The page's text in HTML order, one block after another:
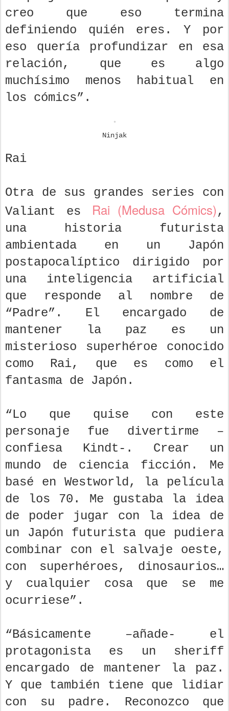
creo que eso termina
definiendo quién eres. Y por
eso quería profundizar en esa
relación, que es algo
muchísimo menos habitual en
los cómics”.
Ninjak
Rai
Otra de sus grandes series con
Valiant es Rai (Medusa Cómics) ,
una historia futurista
ambientada en un Japón
postapocalíptico dirigido por
una inteligencia artificial
que responde al nombre de
“Padre”. El encargado de
mantener la paz es un
misterioso superhéroe conocido
como Rai, que es como el
fantasma de Japón.
“Lo que quise con este
personaje fue divertirme –
confiesa Kindt-. Crear un
mundo de ciencia ficción. Me
basé en Westworld, la película
de los 70. Me gustaba la idea
de poder jugar con la idea de
un Japón futurista que pudiera
combinar con el salvaje oeste,
con superhéroes, dinosaurios…
y cualquier cosa que se me
ocurriese”.
“Básicamente –añade- el
protagonista es un sheriff
encargado de mantener la paz.
Y que también tiene que lidiar
con su padre. Reconozco que